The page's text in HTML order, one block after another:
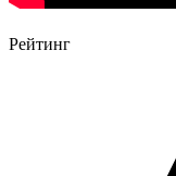
Рейтинг